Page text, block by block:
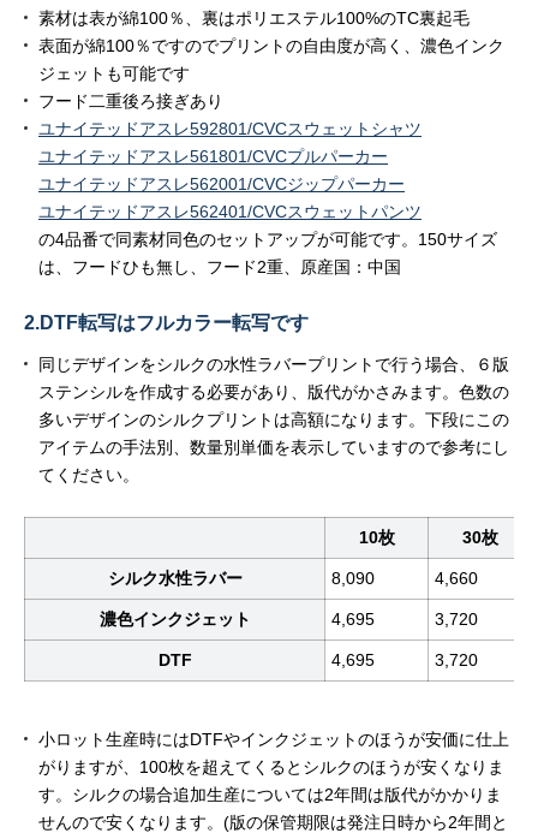
素材は表が綿100％、裏はポリエステル100%のTC裏起毛
表面が綿100％ですのでプリントの自由度が高く、濃色インク
ジェットも可能です
フード二重後ろ接ぎあり
ユナイテッドアスレ592801/CVCスウェットシャツ
ユナイテッドアスレ561801/CVCプルパーカー
ユナイテッドアスレ562001/CVCジップパーカー
ユナイテッドアスレ562401/CVCスウェットパンツ
の4品番で同素材同色のセットアップが可能です。150サイズ
は、フードひも無し、フード2重、原産国：中国
2.DTF転写はフルカラー転写です
同じデザインをシルクの水性ラバープリントで行う場合、６版
ステンシルを作成する必要があり、版代がかさみます。色数の
多いデザインのシルクプリントは高額になります。下段にこの
アイテムの手法別、数量別単価を表示していますので参考にし
てください。
10枚 30枚
シルク水性ラバー 8,090 4,660
濃色インクジェット 4,695 3,720
DTF 4,695 3,720
小ロット生産時にはDTFやインクジェットのほうが安価に仕上
がりますが、100枚を超えてくるとシルクのほうが安くなりま
す。シルクの場合追加生産については2年間は版代がかかりま
せんので安くなります。(版の保管期限は発注日時から2年間と